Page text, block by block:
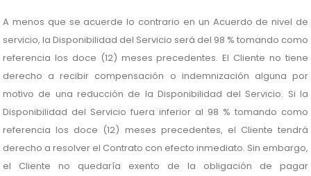
A menos que se acuerde lo contrario en un Acuerdo de nivel de
servicio, la Disponibilidad del Servicio será del 98 % tomando como
referencia los doce (12) meses precedentes. El Cliente no tiene
derecho a recibir compensación o indemnización alguna por
motivo de una reducción de la Disponibilidad del Servicio. Si la
Disponibilidad del Servicio fuera inferior al 98 % tomando como
referencia los doce (12) meses precedentes, el Cliente tendrá
derecho a resolver el Contrato con efecto inmediato. Sin embargo,
el Cliente no quedaría exento de la obligación de pagar